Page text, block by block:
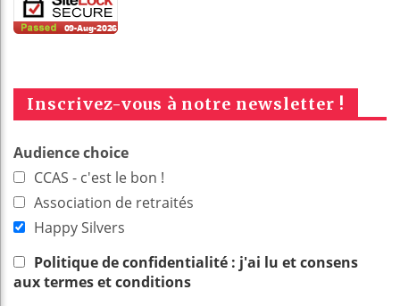
Inscrivez-vous à notre newsletter !
Audience choice
CCAS - c'est le bon !
Association de retraités
Happy Silvers
Politique de confidentialité : j'ai lu et consens
aux termes et conditions